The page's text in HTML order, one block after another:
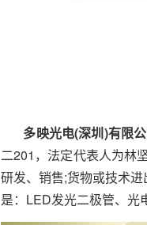
多映光电(深圳)有限
二201，法定代表人为林
研发、销售;货物或技术
是：LED发光二极管、光